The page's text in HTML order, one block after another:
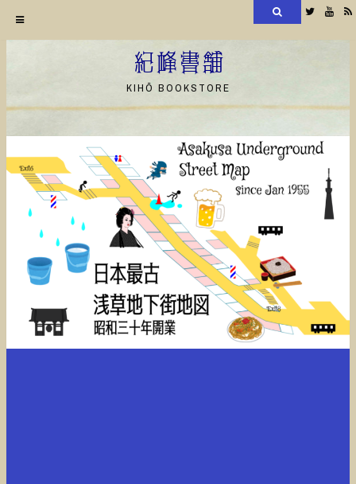
ン
ツ
へ
Twitter
紀峰書舗
KIHŌ BOOKSTORE